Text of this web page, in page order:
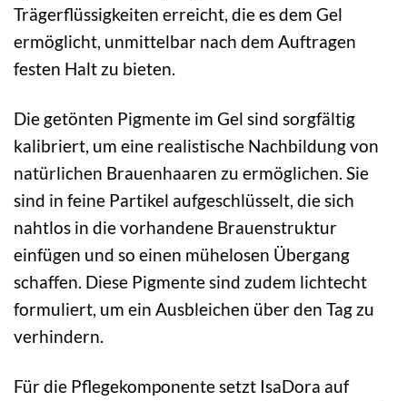
Trägerflüssigkeiten erreicht, die es dem Gel
ermöglicht, unmittelbar nach dem Auftragen
festen Halt zu bieten.
Die getönten Pigmente im Gel sind sorgfältig
kalibriert, um eine realistische Nachbildung von
natürlichen Brauenhaaren zu ermöglichen. Sie
sind in feine Partikel aufgeschlüsselt, die sich
nahtlos in die vorhandene Brauenstruktur
einfügen und so einen mühelosen Übergang
schaffen. Diese Pigmente sind zudem lichtecht
formuliert, um ein Ausbleichen über den Tag zu
verhindern.
Für die Pflegekomponente setzt IsaDora auf